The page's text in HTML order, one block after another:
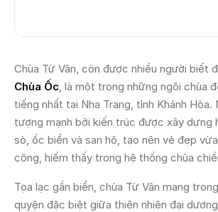
Chùa Từ Vân, còn được nhiều người biết
Chùa Ốc, là một trong những ngôi chùa
tiếng nhất tại Nha Trang, tỉnh Khánh Hòa.
tượng mạnh bởi kiến trúc được xây dựng
sò, ốc biển và san hô, tạo nên vẻ đẹp
công, hiếm thấy trong hệ thống chùa
Tọa lạc gần biển, chùa Từ Vân mang
quyện đặc biệt giữa thiên nhiên đại